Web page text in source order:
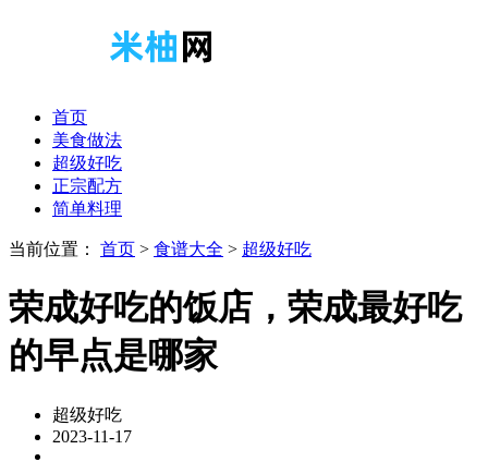
首页
美食做法
超级好吃
正宗配方
简单料理
当前位置： 首页 > 食谱大全 > 超级好吃
荣成好吃的饭店，荣成最好吃
的早点是哪家
超级好吃
2023-11-17